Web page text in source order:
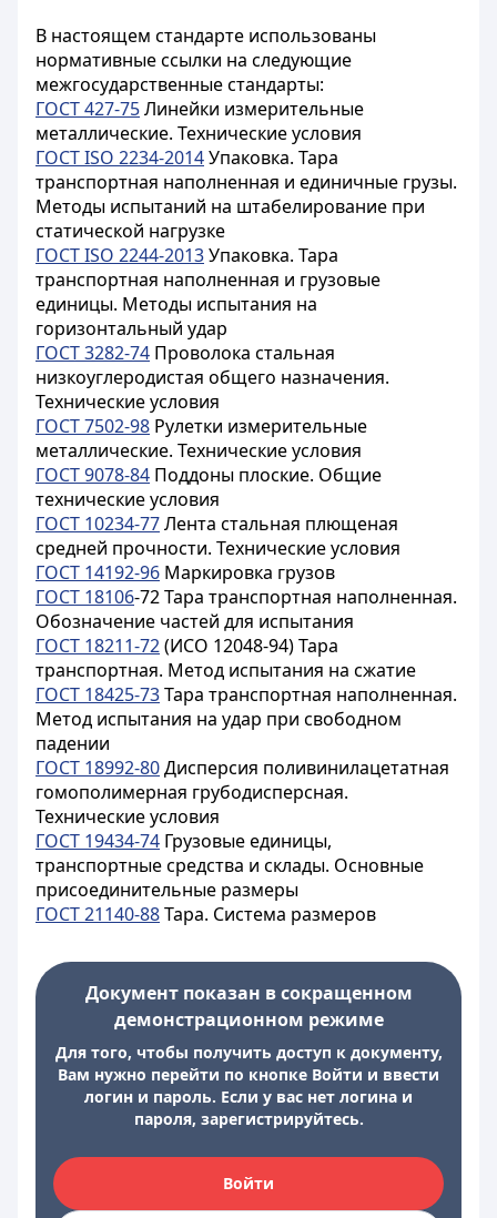
В настоящем стандарте использованы
нормативные ссылки на следующие
межгосударственные стандарты:
ГОСТ 427-75Линейки измерительные
металлические. Технические условия
ГОСТ ISO 2234-2014Упаковка. Тара
транспортная наполненная и единичные грузы.
Методы испытаний на штабелирование при
статической нагрузке
ГОСТ ISO 2244-2013Упаковка. Тара
транспортная наполненная и грузовые
единицы. Методы испытания на
горизонтальный удар
ГОСТ 3282-74 Проволока стальная
низкоуглеродистая общего назначения.
Технические условия
ГОСТ 7502-98 Рулетки измерительные
металлические. Технические условия
ГОСТ 9078-84 Поддоны плоские. Общие
технические условия
ГОСТ 10234-77Лента стальная плющеная
средней прочности. Технические условия
ГОСТ 14192-96 Маркировка грузов
ГОСТ 18106-72 Тара транспортная наполненная.
Обозначение частей для испытания
ГОСТ 18211-72(ИСО 12048-94) Тара
транспортная. Метод испытания на сжатие
ГОСТ 18425-73Тара транспортная наполненная.
Метод испытания на удар при свободном
падении
ГОСТ 18992-80Дисперсия поливинилацетатная
гомополимерная грубодисперсная.
Технические условия
ГОСТ 19434-74 Грузовые единицы,
транспортные средства и склады. Основные
присоединительные размеры
ГОСТ 21140-88Тара. Система размеров
Документ показан в сокращенном
демонстрационном режиме
Для того, чтобы получить доступ к документу,
Вам нужно перейти по кнопке Войти и ввести
логин и пароль. Если у вас нет логина и
пароля, зарегистрируйтесь.
Войти